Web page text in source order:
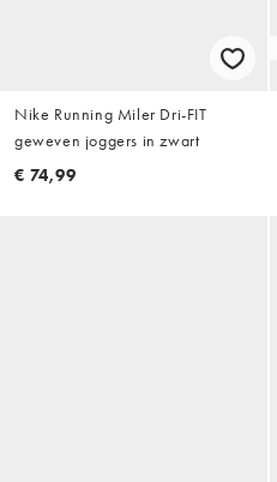
Nike Running Miler Dri-FIT
geweven joggers in zwart
€ 74,99